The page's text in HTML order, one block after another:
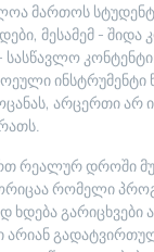
მართოს
მესამემ - შიდა
ინსტრუმენტი
არცერთი არ
რეალურ დროში
რომელი
ხდება
არიან